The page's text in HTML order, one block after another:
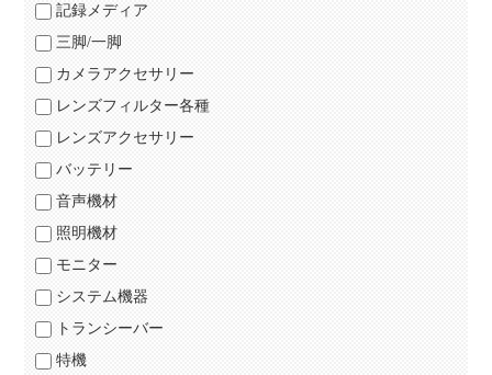
記録メディア
三脚/一脚
カメラアクセサリー
レンズフィルター各種
レンズアクセサリー
バッテリー
音声機材
照明機材
モニター
システム機器
トランシーバー
特機